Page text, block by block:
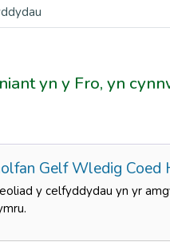
yn y Fro, yn
Gelf Wledig Coed
y celfyddydau yn yr